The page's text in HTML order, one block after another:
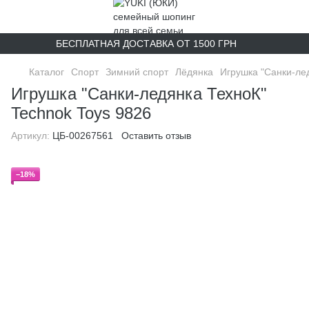
БЕСПЛАТНАЯ ДОСТАВКА ОТ 1500 ГРН
Каталог Спорт Зимний спорт Лёдянка Игрушка "Санки-
Игрушка "Санки-ледянка ТехноК"
Technok Toys 9826
Артикул: ЦБ-00267561 Оставить отзыв
−18%